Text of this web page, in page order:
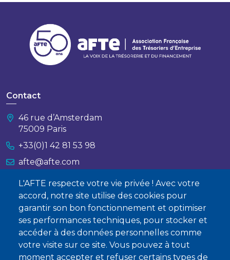
L'AFTE respecte votre vie privée ! Avec votre
accord, notre site utilise des cookies pour
garantir son bon fonctionnement et optimiser
ses performances techniques, pour stocker et
accéder à des données personnelles comme
votre visite sur ce site. Vous pouvez à tout
moment accepter et refuser certains types de
Contact
46 rue d’Amsterdam
75009 Paris
+33(0)1 42 81 53 98
afte@afte.com
Nous contacter
À propos
Qui sommes-nous ?
Devenir membre